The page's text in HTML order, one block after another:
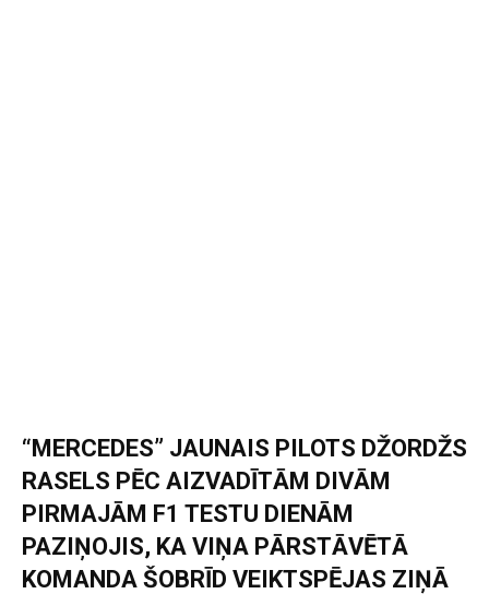
“MERCEDES” JAUNAIS PILOTS DŽORDŽS
RASELS PĒC AIZVADĪTĀM DIVĀM
PIRMAJĀM F1 TESTU DIENĀM
PAZIŅOJIS, KA VIŅA PĀRSTĀVĒTĀ
KOMANDA ŠOBRĪD VEIKTSPĒJAS ZIŅĀ